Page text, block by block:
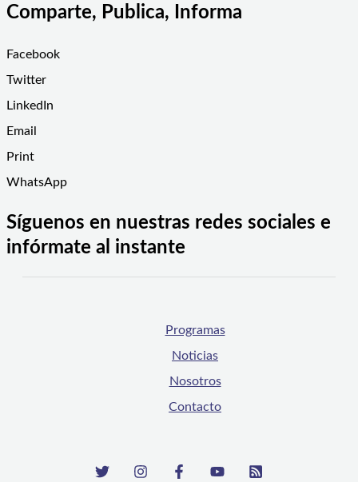
Comparte, Publica, Informa
Facebook
Twitter
LinkedIn
Email
Print
WhatsApp
Síguenos en nuestras redes sociales e
infórmate al instante
Programas
Noticias
Nosotros
Contacto